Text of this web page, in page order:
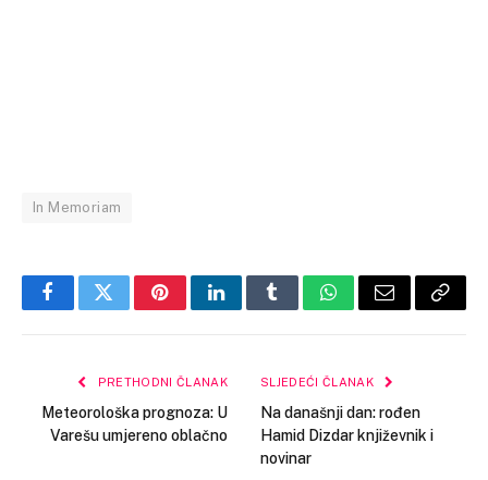
In Memoriam
FacebookTwitterPinterestLinkedInTumblrWhatsApp
Email Copy
PRETHODNI ČLANAK
Meteorološka prognoza: U
Varešu umjereno oblačno
SLJEDEĆI ČLANAK
Na današnji dan: rođen
Hamid Dizdar književnik i
novinar